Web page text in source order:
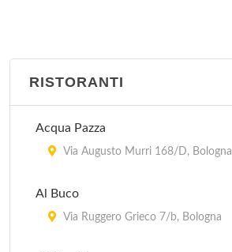
RISTORANTI
Acqua Pazza
Via Augusto Murri 168/D, Bologna
Al Buco
Via Ruggero Grieco 7/b, Bologna